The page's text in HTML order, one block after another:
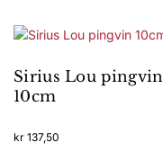
Sirius Lou pingvin
10cm
kr 137,50